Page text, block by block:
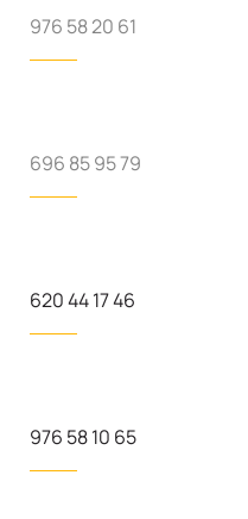
976 58 20 61
696 85 95 79
620 44 17 46
976 58 10 65